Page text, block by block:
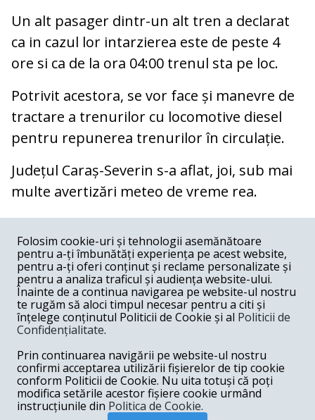
Un alt pasager dintr-un alt tren a declarat
ca in cazul lor intarzierea este de peste 4
ore si ca de la ora 04:00 trenul sta pe loc.
Potrivit acestora, se vor face și manevre de
tractare a trenurilor cu locomotive diesel
pentru repunerea trenurilor în circulație.
Județul Caraș-Severin s-a aflat, joi, sub mai
multe avertizări meteo de vreme rea.
COMENTARII
Nume
Email
Folosim cookie-uri și tehnologii asemănătoare
pentru a-ți îmbunătăți experiența pe acest website,
pentru a-ți oferi conținut și reclame personalizate și
pentru a analiza traficul și audiența website-ului.
Înainte de a continua navigarea pe website-ul nostru
te rugăm să aloci timpul necesar pentru a citi și
înțelege conținutul Politicii de Cookie și al Politicii de
Confidențialitate.
Prin continuarea navigării pe website-ul nostru
confirmi acceptarea utilizării fișierelor de tip cookie
conform Politicii de Cookie. Nu uita totuși că poți
modifica setările acestor fișiere cookie urmând
instrucțiunile din Politica de Cookie.